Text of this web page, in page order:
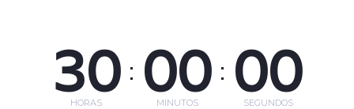
30
HORAS
: 00
MINUTOS
: 00
SEGUNDOS